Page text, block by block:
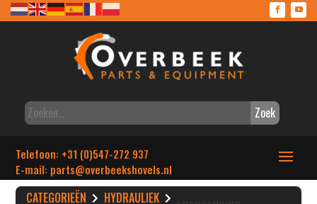
Zoek
Telefoon: +31 (0)547-272 937
E-mail: parts@overbeekshovels.nl
CATEGORIEËN HYDRAULIEK